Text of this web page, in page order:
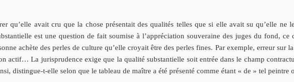
qu’elle avait cru que la chose présentait des qualités telles que si elle avait su qu’elle ne
est une question de fait soumise à l’appréciation souveraine des juges du fond,
achète des perles de culture qu’elle croyait être des perles fines. Par exemple, erreur sur
actif… La jurisprudence exige que la qualité substantielle soit entrée dans le champ
distingue-t-elle selon que le tableau de maître a été présenté comme étant « de » tel peintre